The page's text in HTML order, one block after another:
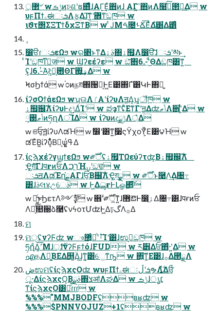
޲্৺ wݱࡏͷঢ়ଶʹຬ଍ͤͣɺΑΓ͙͢Εͨ΋ͷɺ ΑΓߴ͍΋ͷΛ໨ࢦͯ͠౒ྗ͢Δ w
υϝΠϯۦಈઃܭΛ࣮ફ͢Δɺ͠ͳ͍ʹؔ܎ͳ͘ඞཁ w
ιϑτ΢ΣΞΤϯδχΞͳΒ w ͨͿΜࠓ೔ࢀՃ͞ΕͯΔํ͸͋Δ͸ͣ
෼ੳɾઃܭεΩϧ wର৅ͱͳΔࣄۀ΍ۀ຿Λ෼ੳ͠ɺઃܭʹམͱ͢
ͨΊʹඞཁͳٕज़ w Ϣʔεέʔε w ඞͣ͠΋6.-ʹͩ͜ΘΔඞཁ͸ͳ͍
ʢ͕ɺ6.-ͬΆ͘ඳ͍ͨํ͕఻ΘΓ΍͍͢ؾ͕͢Δ w
ϞσϦϯά w ֓೦ͷநग़΍੔ཧ͕Ͱ͖Ε͹΍Γํ͸ԿͰ΋ྑ͍
ίʔσΟϯάεΩϧ wʮଉΛٵ͏Α͏ʹίʔυΛॻ͚Δ͔ʯ͕ॏཁ w
ۀ຿஌ࣝΛίʔυͰදݱ͢ΔͨΊʹ w ಘҙͳʢͦΕͳΓʹॻ͚ΔʣݴޠΛ਎ʹ͚ͭΔ w
ݴޠ࢓༷ͷཧղΛਂΊΔ w ίʔυͷදݱྗΛ্͛Δ
w ଞਓ͕ॻ͍ͨίʔυΛಡΉ w ࣗ෼ʹ͸ͳ͍࣮૷ςΫχοΫ͕͋Ε͹౪Ή w
ಡΈͮΒ͍ίʔυ͕͋ͬͨΒԿ͕ѱ͍͔ߟ͑Δ
ίϛϡχέʔγϣϯεΩϧ w༗ࣝऀʢۀ຿ΤΩεύʔτʣ͔Βۀ຿஌ࣝΛ
Ҿ͖ग़ͨ͠ΓɺपғͷਓΛר͖ࠐΉࡍʹඞਢ w
ઃܭॻΛಡΈղ͘ྗΑΓɺਓ͔Β஌ࣝΛҾ͖ग़͢ྗ w ༗ࣝऀͱ࿩Λ͢Δ৔߹
͸ɺࣄલ४උ͕େࣄ w Ͱ͖ΔൣғͰԼௐ΂͓ͯ͘͠
w ฉ͖͍ͨ͜ͱϦετΛ༻ҙ͓ͯ͘͠ w ਎ۙʹ༗ࣝऀ͕͍ͳ͍ɺ޻ఔͰ෼ۀͯ͠Δ৔߹͸ɺपғͷਓ
Λಈ͔ͯ͠௚઀ձ࿩ʢνϟοτՄʣͰ͖Δঢ়گΛ࡞Δ
ମ
ମ੍ʢνʔϜʣ wෳࡶ͞ʹཱͪ޲͔͏ͨΊʹ͸ɺಉࢤ͕ඞཁ w
ཧղ͋Δ͓٬͞Μɺ্࢘ɺνʔϜϝϯόɺFUD w ཪ੾Δਓ΋ͨ·ʹ͍Δ w
എதΛ༬͚ΒΕΔ஥͕͍ؒΔ͔ɺ͍ͳ͍͔͸େ͖ͳҧ͍ w ΋͍͠ͳ͚Ε͹ɺ࡞Δ౒ྗΛ
ڞಉମʢίϛϡχςΟʣ wυϝΠϯۦಈઃܭʹڵຯΛ͍࣋ͬͯΔਓ͕ͨͪ
ू·ΔίϛϡχςΟ͔Βࣄྫ΍צॴΛಘΔ w ݱࡏɺ׆ൃ
ͳίϛϡχςΟ͸ແͦ͞͏ɾɾɾ w
%%%"MMJBODFʢʙʁʣ w
%%%$PNNVOJUZ+1ʢʙʁʣ w